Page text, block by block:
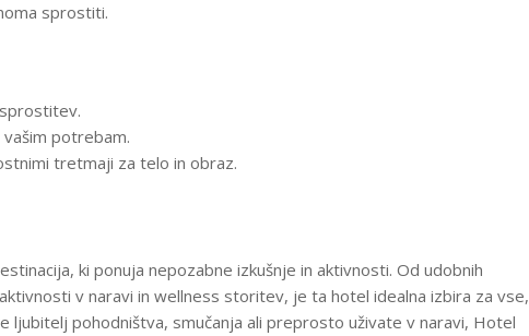
sprostiti.
potrebam.
tretmaji za telo in obraz.
ki ponuja nepozabne izkušnje in aktivnosti. Od udobnih
v naravi in wellness storitev, je ta hotel idealna izbira za vse,
ljubitelj pohodništva, smučanja ali preprosto uživate v naravi, Hotel